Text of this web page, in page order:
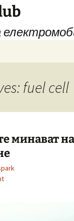
fuel cell
минават